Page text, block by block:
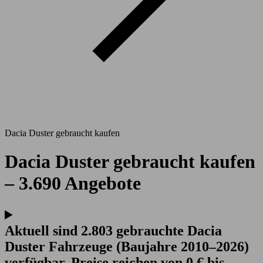
Dacia Duster gebraucht kaufen
Dacia Duster gebraucht kaufen
– 3.690 Angebote
Aktuell sind 2.803 gebrauchte Dacia
Duster Fahrzeuge (Baujahre 2010–2026)